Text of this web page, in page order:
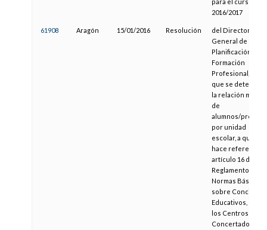
para el curso
2016/2017
61908 Aragón 15/01/2016 Resolución
del Director
General de
Planificación y
Formación
Profesional, por
que se determina
la relación media
de
alumnos/
por unidad
escolar, a que
hace referencia
artículo 16 del
Reglamento de
Normas Básicas
sobre Conciertos
Educativos, para
los Centros
Concertados de